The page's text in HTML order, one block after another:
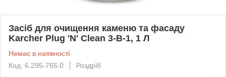
Засіб для очищення каменю та фасаду
Karcher Plug 'N' Clean 3-В-1, 1 Л
Немає в наявності
Код: 6.295-765.0
Роздріб